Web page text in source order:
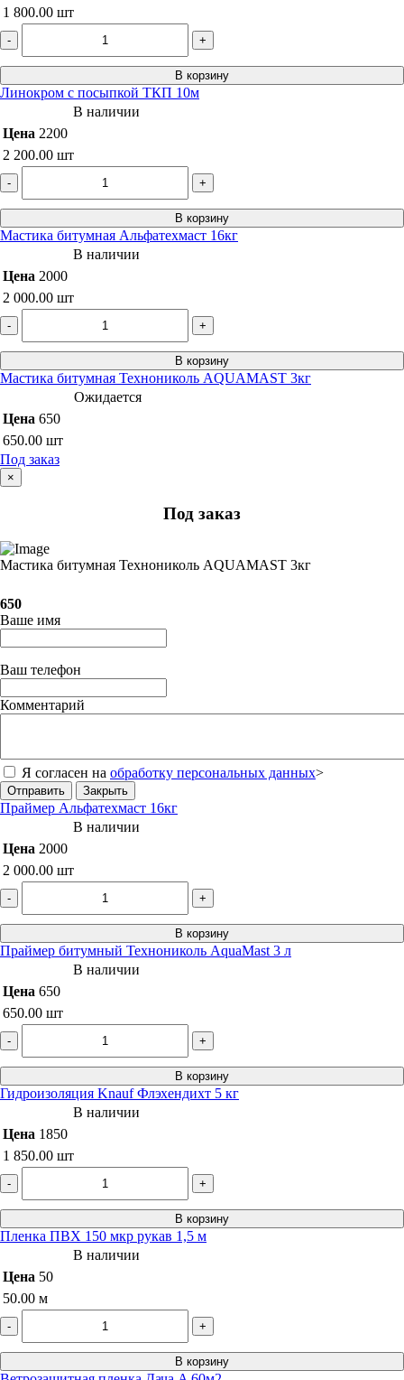
1 800.00 шт
- +
В корзину
Линокром с посыпкой ТКП 10м
В наличии
Цена 2200
2 200.00 шт
- +
В корзину
Мастика битумная Альфатехмаст 16кг
В наличии
Цена 2000
2 000.00 шт
- +
В корзину
Мастика битумная Технониколь AQUAMAST 3кг
Ожидается
Цена 650
650.00 шт
Под заказ
×
Под заказ
Мастика битумная Технониколь AQUAMAST 3кг
650
Ваше имя
Ваш телефон
Комментарий
Я согласен на обработку персональных данных>
Отправить Закрыть
Праймер Альфатехмаст 16кг
В наличии
Цена 2000
2 000.00 шт
- +
В корзину
Праймер битумный Технониколь AquaMast 3 л
В наличии
Цена 650
650.00 шт
- +
В корзину
Гидроизоляция Knauf Флэхендихт 5 кг
В наличии
Цена 1850
1 850.00 шт
- +
В корзину
Пленка ПВХ 150 мкр рукав 1,5 м
В наличии
Цена 50
50.00 м
- +
В корзину